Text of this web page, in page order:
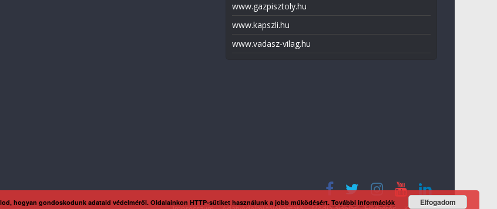
www.gazpisztoly.hu
www.kapszli.hu
www.vadasz-vilag.hu
hogyan gondoskodunk adataid védelméről. Oldalainkon HTTP-sütiket használunk a jobb működésért. További információk Elfogadom